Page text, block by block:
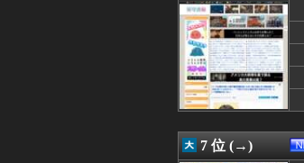
08/06 15:55
08/06 15:50
08/06 15:50
08/06 15:44
08/06 15:40
08/06 15:40
08/06 15:30
08/06 15:30
08/06 15:29
7 位 (→)